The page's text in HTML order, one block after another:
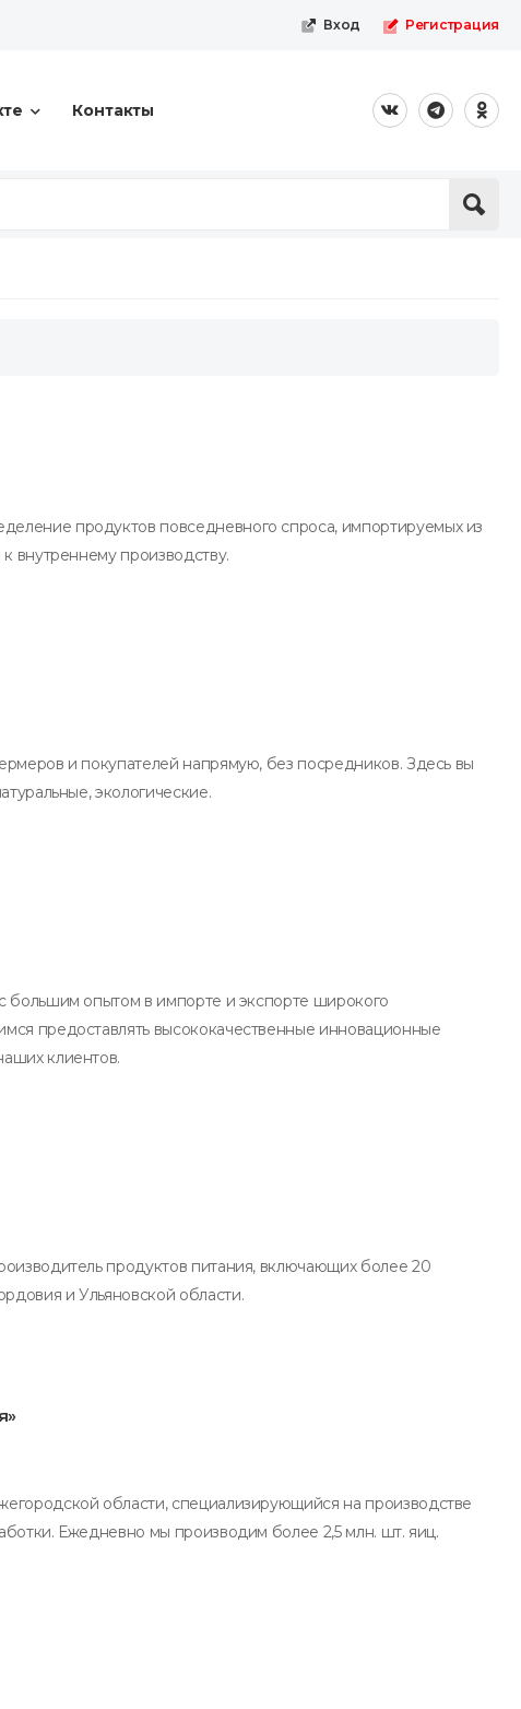
Вход Регистрация
Контакты
продуктов повседневного спроса, импортируемых из
внутреннему производству.
и покупателей напрямую, без посредников. Здесь вы
экологические.
большим опытом в импорте и экспорте широкого
предоставлять высококачественные инновационные
клиентов.
продуктов питания, включающих более 20
и Ульяновской области.
области, специализирующийся на производстве
Ежедневно мы производим более 2,5 млн. шт. яиц.